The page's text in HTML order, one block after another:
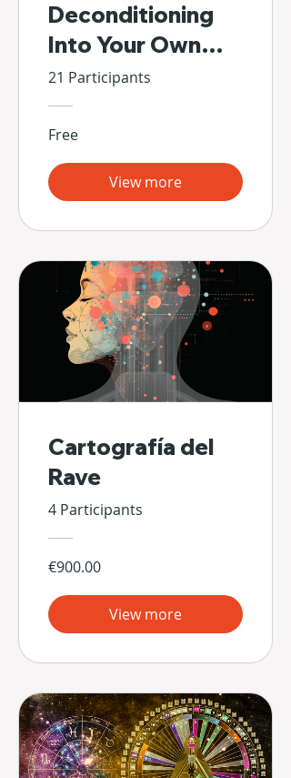
Deconditioning
Into Your Own
Hands
21 Participants
Free
View more
Cartografía del
Rave
4 Participants
€900.00
View more